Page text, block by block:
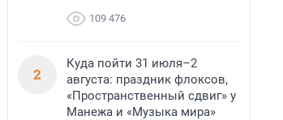
109 476
2
Куда пойти 31 июля–2
августа: праздник флоксов,
«Пространственный сдвиг» у
Манежа и «Музыка мира»